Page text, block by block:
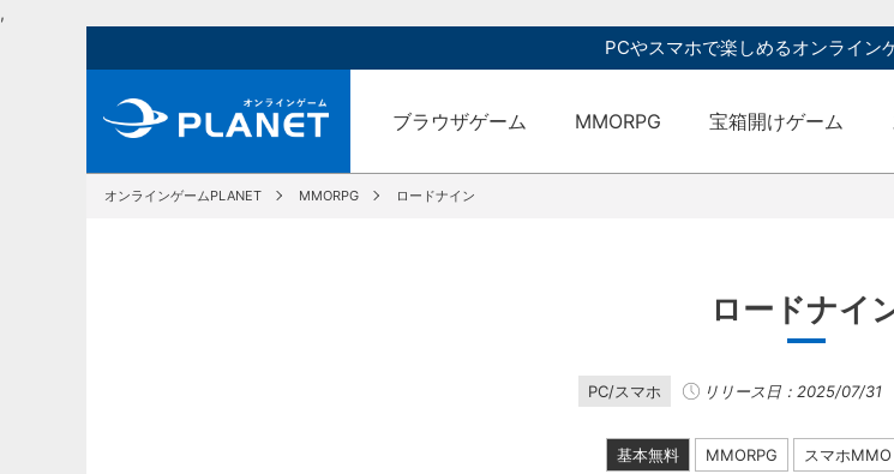
,
PCやスマホで楽しめるオンライン
ブラウザゲーム MMORPG 宝箱開けゲーム
オンラインゲームPLANET MMORPG ロードナイン
ロードナイ
PC/スマホ リリース日：2025/07/31
基本無料 MMORPG スマホMMO